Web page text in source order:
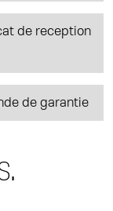
de reception
de garantie